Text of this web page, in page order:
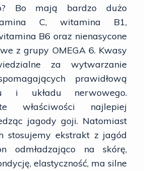
Bo mają bardzo dużo
C, witamina B1,
B6 oraz nienasycone
z grupy OMEGA 6. Kwasy
za wytwarzanie
prawidłową
i układu nerwowego.
właściwości najlepiej
jagody goji. Natomiast
stosujemy ekstrakt z jagód
odmładzająco na skórę,
elastyczność, ma silne